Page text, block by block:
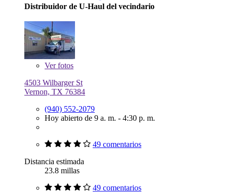
Distribuidor de U-Haul del vecindario
Verfotos
4503 Wilbarger St
Vernon, TX 76384
(940) 552-2079
Hoy abierto de 9 a. m. - 4:30 p. m.
49 comentarios
Distancia estimada
23.8 millas
49 comentarios